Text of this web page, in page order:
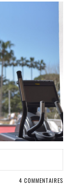
4 COMMENTAIRES